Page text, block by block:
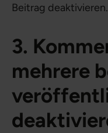
Beitrag deaktivieren.
3.
mehrere